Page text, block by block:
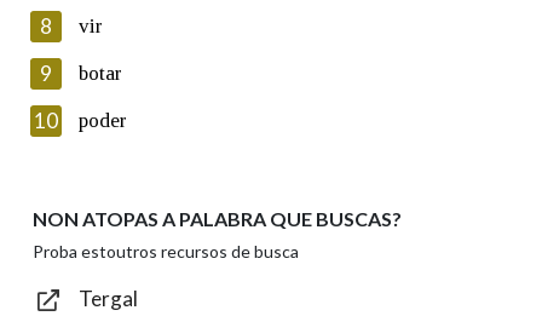
Lin e acepto as condicións da política de
Introduce o código que aparece na imaxe:
Texto de verificación
8 vir
9 botar
10 poder
NON ATOPAS A PALABRA QUE BUSCAS?
Proba estoutros recursos de busca
Tergal